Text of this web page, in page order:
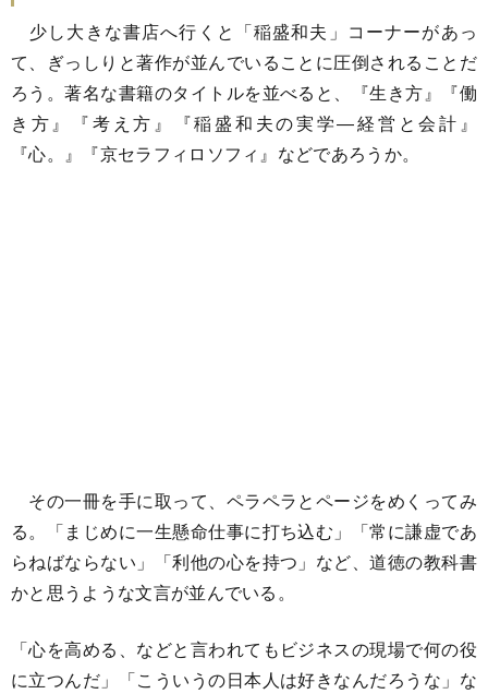
少し大きな書店へ行くと「稲盛和夫」コーナーがあっ
て、ぎっしりと著作が並んでいることに圧倒されることだ
ろう。著名な書籍のタイトルを並べると、『生き方』『働
き方』『考え方』『稲盛和夫の実学―経営と会計』
『心。』『京セラフィロソフィ』などであろうか。
その一冊を手に取って、ペラペラとページをめくってみ
る。「まじめに一生懸命仕事に打ち込む」「常に謙虚であ
らねばならない」「利他の心を持つ」など、道徳の教科書
かと思うような文言が並んでいる。
「心を高める、などと言われてもビジネスの現場で何の役
に立つんだ」「こういうの日本人は好きなんだろうな」な